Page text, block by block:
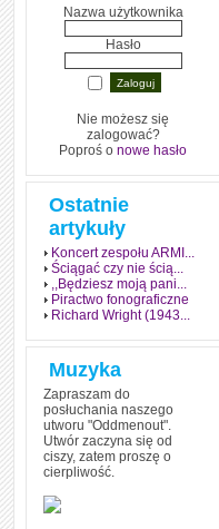
Nazwa użytkownika
Hasło
Nie możesz się
zalogować?
Poproś o nowe hasło
Ostatnie
artykuły
Koncert zespołu ARMI...
Ściągać czy nie ścią...
,,Będziesz moją pani...
Piractwo fonograficzne
Richard Wright (1943...
Muzyka
Zapraszam do
posłuchania naszego
utworu "Oddmenout".
Utwór zaczyna się od
ciszy, zatem proszę o
cierpliwość.
Jak stworzyć fenomen